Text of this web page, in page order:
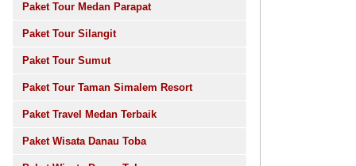
Paket Tour Medan Parapat
Paket Tour Silangit
Paket Tour Sumut
Paket Tour Taman Simalem Resort
Paket Travel Medan Terbaik
Paket Wisata Danau Toba